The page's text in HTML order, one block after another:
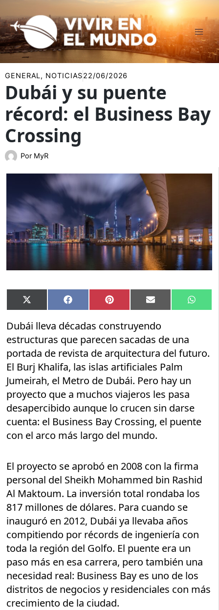
al
contenido
GENERAL, NOTICIAS22/06/2026
Dubái y su puente
récord: el Business Bay
Crossing
Por MyR
Compartir
en
X
(Twitter)
Compartir
en
Facebook Compartir
en
Pinterest Compartir
en
Email
en
Dubái lleva décadas construyendo
estructuras que parecen sacadas de una
portada de revista de arquitectura del futuro.
El Burj Khalifa, las islas artificiales Palm
Jumeirah, el Metro de Dubái. Pero hay un
proyecto que a muchos viajeros les pasa
desapercibido aunque lo crucen sin darse
cuenta: el Business Bay Crossing, el puente
con el arco más largo del mundo.
El proyecto se aprobó en 2008 con la firma
personal del Sheikh Mohammed bin Rashid
Al Maktoum. La inversión total rondaba los
817 millones de dólares. Para cuando se
inauguró en 2012, Dubái ya llevaba años
compitiendo por récords de ingeniería con
toda la región del Golfo. El puente era un
paso más en esa carrera, pero también una
necesidad real: Business Bay es uno de los
distritos de negocios y residenciales con más
crecimiento de la ciudad.